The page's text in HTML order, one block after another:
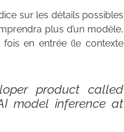
sur les détails possibles
plus d’un modèle,
en entrée (le contexte
product called
model inference at